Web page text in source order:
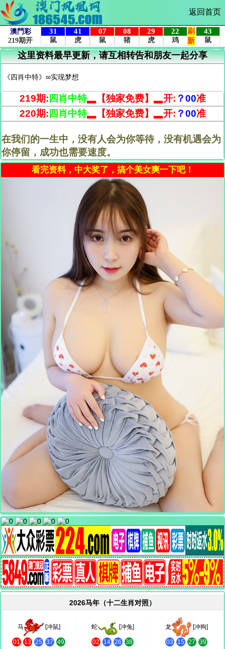
返回首页
这里资料最早更新，请互相转告和朋友一起分享
《四肖中特》∞实现梦想
219期: 四肖中特▂【独家免费】▂开: ？00准
220期: 四肖中特▂【独家免费】▂开: ？00准
在我们的一生中，没有人会为你等待，没有机遇会为
你停留，成功也需要速度。
看完资料，中大奖了，搞个美女爽一下吧！
2026马年（十二生肖对照）
马 [冲鼠]
01 13 25 37 49
蛇 [冲兔]
02 14 26 38
龙 [冲狗]
03 15 27 39